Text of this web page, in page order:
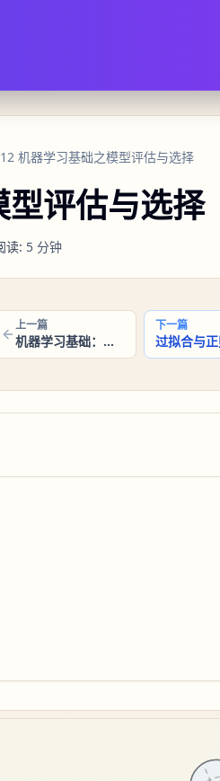
12 机器学习基础之模型评估与选择
评估与选择
读: 5 分钟
上一篇
机器学习基础：监督学习与非监督学习
下一篇
过拟合与